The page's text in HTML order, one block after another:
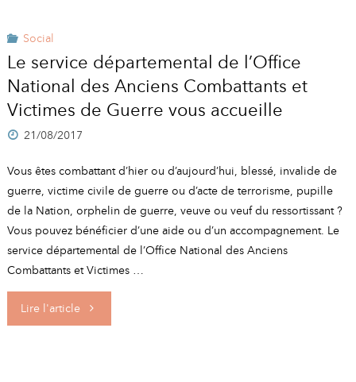
Social
Le service départemental de l’Office
National des Anciens Combattants et
Victimes de Guerre vous accueille
21/08/2017
Vous êtes combattant d’hier ou d’aujourd’hui, blessé, invalide de
guerre, victime civile de guerre ou d’acte de terrorisme, pupille
de la Nation, orphelin de guerre, veuve ou veuf du ressortissant ?
Vous pouvez bénéficier d’une aide ou d’un accompagnement. Le
service départemental de l’Office National des Anciens
Combattants et Victimes …
Lire l'article"Le